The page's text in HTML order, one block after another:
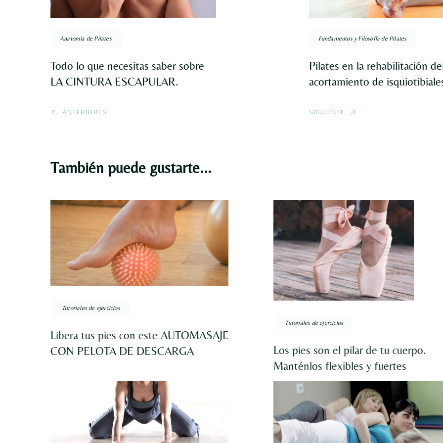
Anatomía de Pilates
Todo lo que necesitas saber sobre
LA CINTURA ESCAPULAR.
ANTERIORES
Fundamentos y Filosofía de Pilates
Pilates en la rehabilitación
acortamiento de
SIGUIENTE
También puede gustarte...
Tutoriales de ejercicios
Libera tus pies con este AUTOMASAJE
CON PELOTA DE DESCARGA
Tutoriales de ejercicios
Los pies son el pilar de tu cuerpo.
Manténlos flexibles y fuertes